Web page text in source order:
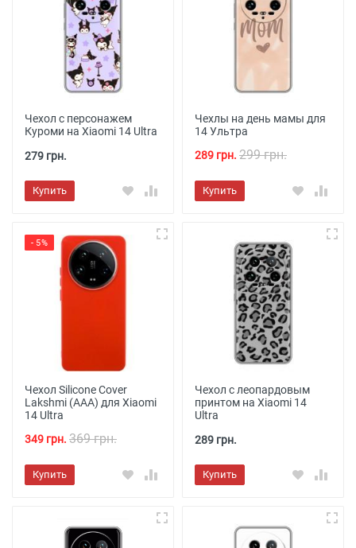
Чехол с персонажем
Куроми на Xiaomi 14 Ultra
279 грн.
Купить
Чехлы на день мамы для
14 Ультра
289 грн. 299 грн.
Купить
- 5%
Чехол Silicone Cover
Lakshmi (AAA) для Xiaomi
14 Ultra
349 грн. 369 грн.
Купить
Чехол с леопардовым
принтом на Xiaomi 14
Ultra
289 грн.
Купить